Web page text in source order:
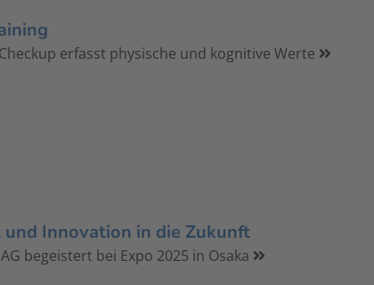
erfasst physische und kognitive Werte
Innovation in die Zukunft
begeistert bei Expo 2025 in Osaka